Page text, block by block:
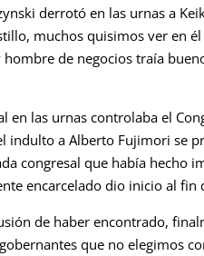
derrotó en las urnas a
muchos quisimos ver en
de negocios traía
las urnas controlaba el
indulto a Alberto Fujimori se
congresal que había hecho
encarcelado dio inicio al fin
de haber encontrado,
que no elegimos